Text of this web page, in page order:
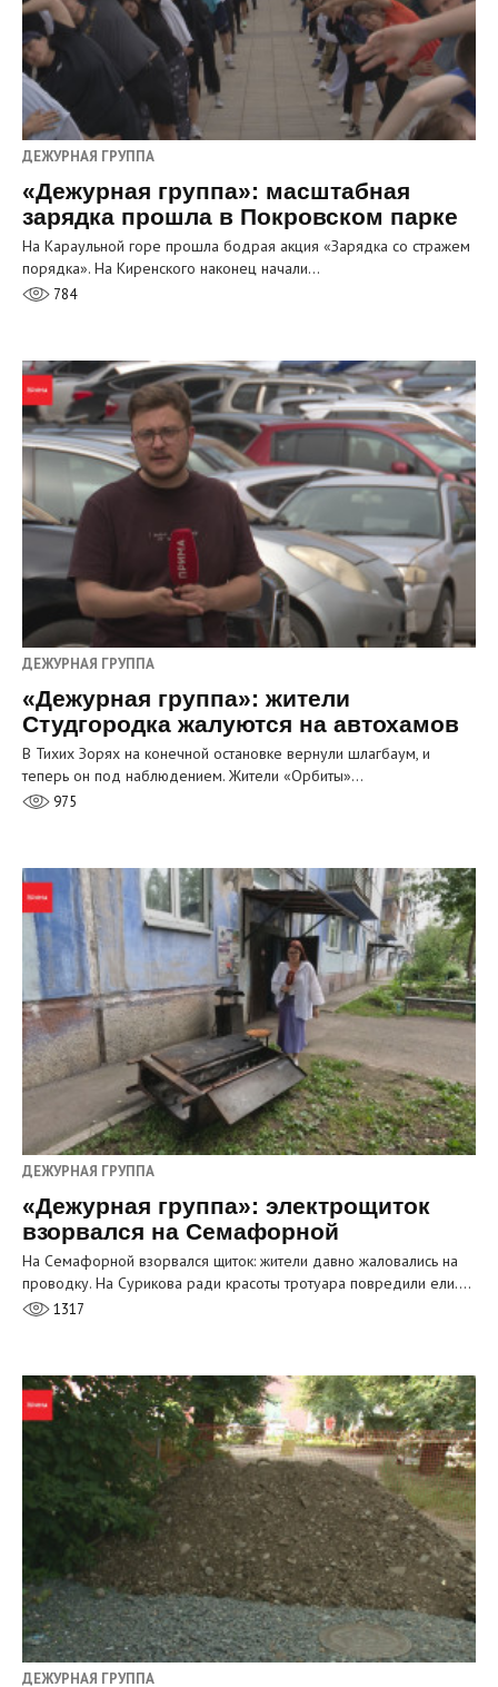
ДЕЖУРНАЯ ГРУППА
«Дежурная группа»: масштабная
зарядка прошла в Покровском парке
На Караульной горе прошла бодрая акция «Зарядка со стражем
порядка». На Киренского наконец начали…
784
ДЕЖУРНАЯ ГРУППА
«Дежурная группа»: жители
Студгородка жалуются на автохамов
В Тихих Зорях на конечной остановке вернули шлагбаум, и
теперь он под наблюдением. Жители «Орбиты»…
975
ДЕЖУРНАЯ ГРУППА
«Дежурная группа»: электрощиток
взорвался на Семафорной
На Семафорной взорвался щиток: жители давно жаловались на
проводку. На Сурикова ради красоты тротуара повредили ели.…
1317
ДЕЖУРНАЯ ГРУППА